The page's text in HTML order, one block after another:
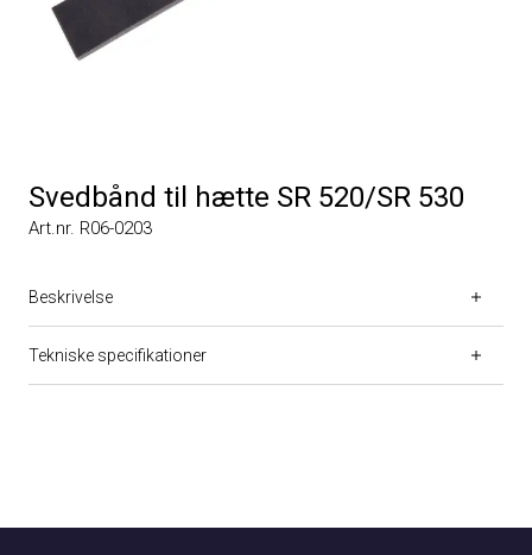
Svedbånd til hætte SR 520/SR 530
Art.nr. R06-0203
Beskrivelse
Tekniske specifikationer